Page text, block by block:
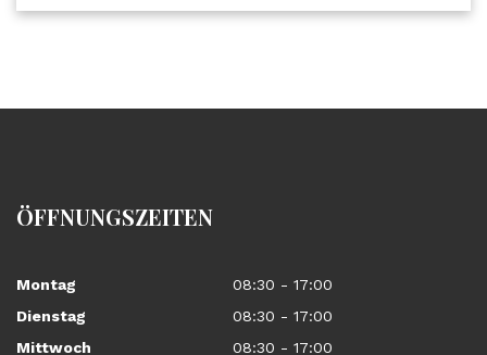
ÖFFNUNGSZEITEN
Montag
08:30 - 17:00
Dienstag
08:30 - 17:00
Mittwoch
08:30 - 17:00